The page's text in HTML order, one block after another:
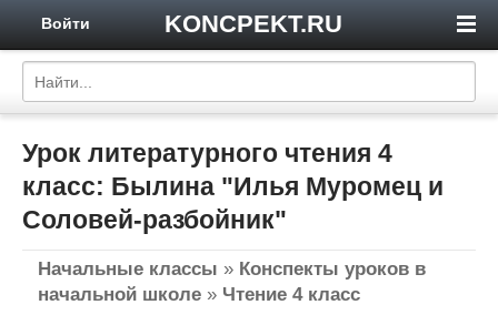
KONCPEKT.RU
Войти
Урок литературного чтения 4
класс: Былина "Илья Муромец и
Соловей-разбойник"
Начальные классы » Конспекты уроков в
начальной школе » Чтение 4 класс